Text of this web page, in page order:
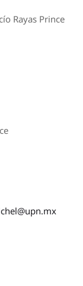
Rayas Prince